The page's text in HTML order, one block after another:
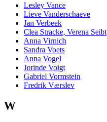
Lesley Vance
Lieve Vanderschaeve
Jan Verbeek
Clea Stracke, Verena Seibt
Anna Virnich
Sandra Voets
Anna Vogel
Jorinde Voigt
Gabriel Vormstein
Fredrik Værslev
W